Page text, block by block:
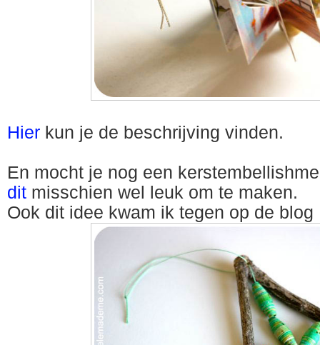
Hier kun je de beschrijving vinden.
En mocht je nog een
dit misschien wel leuk om te maken.
Ook dit idee kwam ik tegen op de